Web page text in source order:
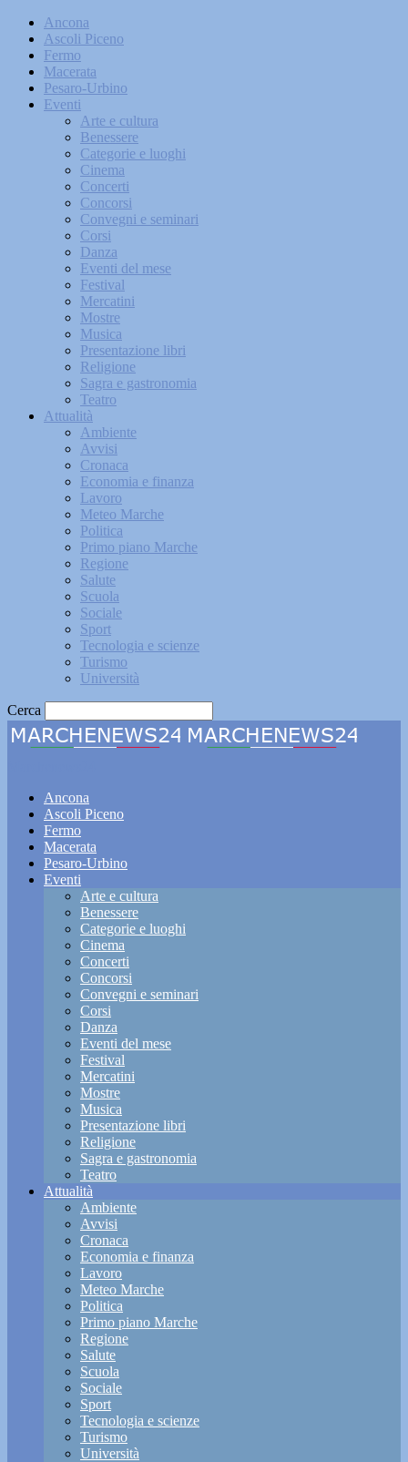
Ancona
Ascoli Piceno
Fermo
Macerata
Pesaro-Urbino
Eventi
Arte e cultura
Benessere
Categorie e luoghi
Cinema
Concerti
Concorsi
Convegni e seminari
Corsi
Danza
Eventi del mese
Festival
Mercatini
Mostre
Musica
Presentazione libri
Religione
Sagra e gastronomia
Teatro
Attualità
Ambiente
Avvisi
Cronaca
Economia e finanza
Lavoro
Meteo Marche
Politica
Primo piano Marche
Regione
Salute
Scuola
Sociale
Sport
Tecnologia e scienze
Turismo
Università
Cerca
Ancona
Ascoli Piceno
Fermo
Macerata
Pesaro-Urbino
Eventi
Arte e cultura
Benessere
Categorie e luoghi
Cinema
Concerti
Concorsi
Convegni e seminari
Corsi
Danza
Eventi del mese
Festival
Mercatini
Mostre
Musica
Presentazione libri
Religione
Sagra e gastronomia
Teatro
Attualità
Ambiente
Avvisi
Cronaca
Economia e finanza
Lavoro
Meteo Marche
Politica
Primo piano Marche
Regione
Salute
Scuola
Sociale
Sport
Tecnologia e scienze
Turismo
Università